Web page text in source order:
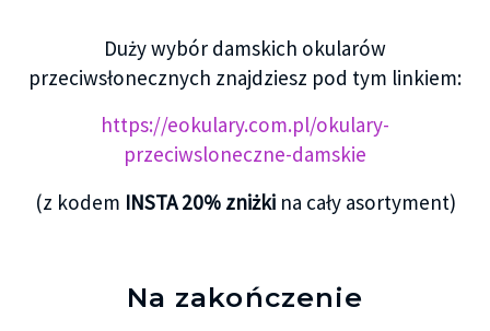
Duży wybór damskich okularów
przeciwsłonecznych znajdziesz pod tym linkiem:
https://eokulary.com.pl/okulary-
przeciwsloneczne-damskie
(z kodem INSTA 20% zniżkina cały asortyment)
Na zakończenie